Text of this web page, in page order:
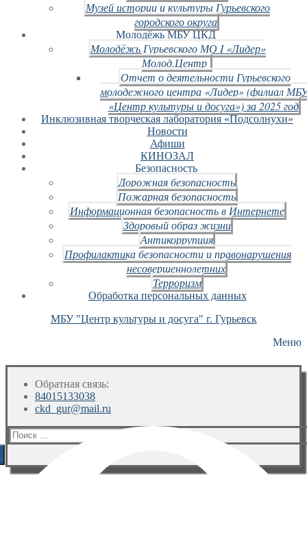
Музей истории и культуры Гурьевского
городского округа
Молодёжь МБУ ЦКД
Молодёжь Гурьевского МО I «Лидер»
Молод.Центр
Отчет о деятельности Гурьевского
молодежного центра «Лидер» (филиал
«Центр культуры и досуга») за 2025 год
Инклюзивная творческая лаборатория «Подсолнухи»
Новости
Афиши
КИНОЗАЛ
Безопасность
Дорожная безопасность
Пожарная безопасность
Информационная безопасность в Интернете
Здоровый образ жизни
Антикоррупция
Профилактика безопасности и правонарушения
несовершеннолетних
Терроризм
Обработка персональных данных
МБУ "Центр культуры и досуга" г. Гурьевск
Меню
Обратная связь:
84015133038
ckd_gur@mail.ru
Искать: